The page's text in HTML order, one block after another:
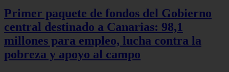
Primer paquete de fondos del Gobierno
central destinado a Canarias: 98,1
millones para empleo, lucha contra la
pobreza y apoyo al campo